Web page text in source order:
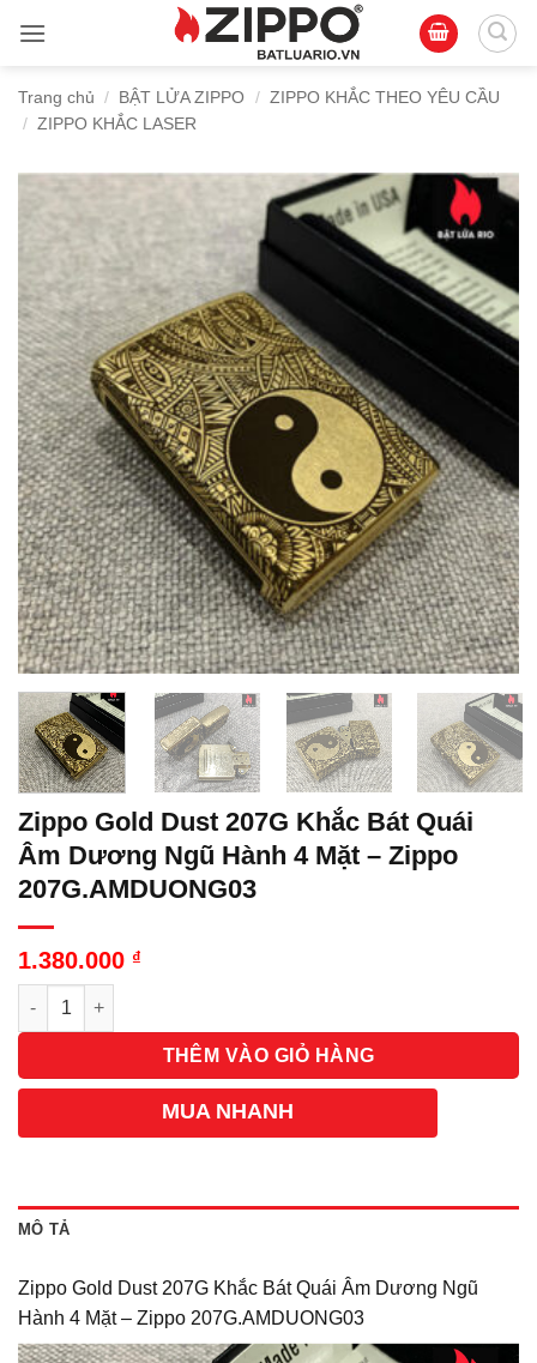
qua
dungTrang chủ / BẬT LỬA ZIPPO / ZIPPO KHẮC THEO YÊU CẦU
/ ZIPPO KHẮC LASER
Zippo Gold Dust 207G Khắc Bát Quái
Âm Dương Ngũ Hành 4 Mặt – Zippo
207G.AMDUONG03
1.380.000 ₫
Số lượng
THÊM VÀO GIỎ HÀNG
MUA NHANH
MÔ TẢ
Zippo Gold Dust 207G Khắc Bát Quái Âm Dương Ngũ
Hành 4 Mặt – Zippo 207G.AMDUONG03